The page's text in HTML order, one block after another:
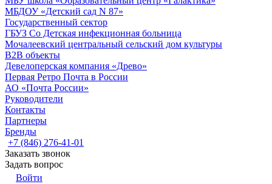
МБДОУ «Детский сад N 87»
Государственный сектор
ГБУЗ Со Детская инфекционная больница
Мочалеевский центральный сельский дом культуры
B2B объекты
Девелоперская компания «Древо»
Первая Ретро Почта в России
АО «Почта России»
Руководители
Контакты
Партнеры
Бренды
+7 (846) 276-41-01
Заказать звонок
Задать вопрос
Войти